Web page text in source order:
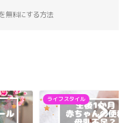
無料にする方法
ライフスタイル